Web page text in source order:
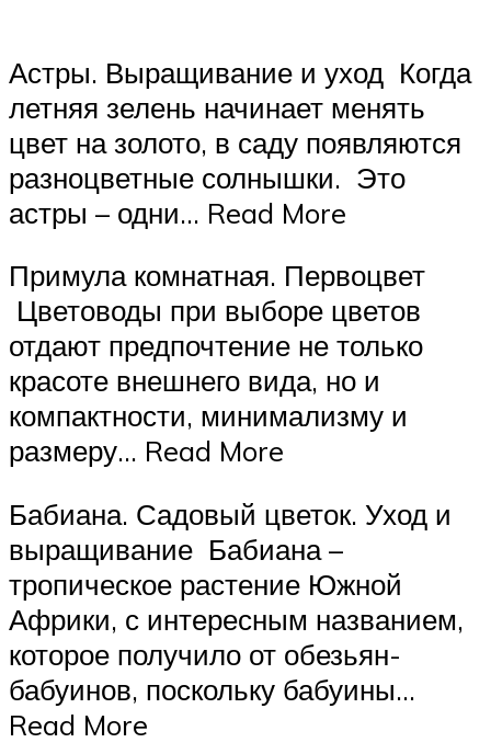
Астры. Выращивание и уход Когда
летняя зелень начинает менять
цвет на золото, в саду появляются
разноцветные солнышки. Это
астры – одни… Read More
Примула комнатная. Первоцвет
Цветоводы при выборе цветов
отдают предпочтение не только
красоте внешнего вида, но и
компактности, минимализму и
размеру… Read More
Бабиана. Садовый цветок. Уход и
выращивание Бабиана –
тропическое растение Южной
Африки, с интересным названием,
которое получило от обезьян-
бабуинов, поскольку бабуины…
Read More